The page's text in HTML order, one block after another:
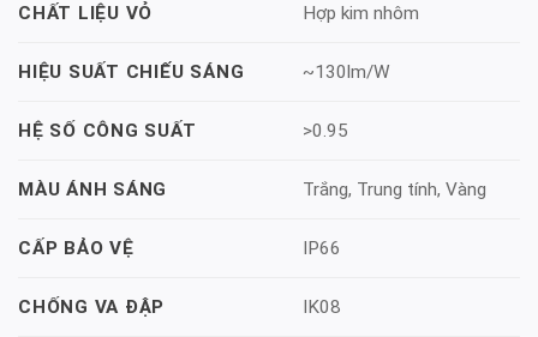
CHẤT LIỆU VỎ Hợp kim nhôm
HIỆU SUẤT CHIẾU SÁNG ~130lm/W
HỆ SỐ CÔNG SUẤT >0.95
MÀU ÁNH SÁNG Trắng, Trung tính, Vàng
CẤP BẢO VỆ IP66
CHỐNG VA ĐẬP IK08